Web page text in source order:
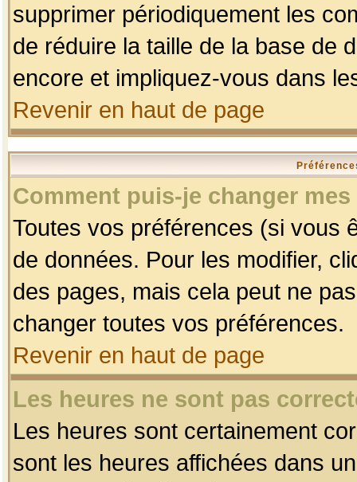
supprimer périodiquement les
de réduire la taille de la base de
encore et impliquez-vous dans
Revenir en haut de page
Comment puis-je changer
Toutes vos préférences (si vous
de données. Pour les modifier,
des pages, mais cela peut ne
changer toutes vos préférences.
Revenir en haut de page
Les heures ne sont pas
Les heures sont certainement
sont les heures affichées dans